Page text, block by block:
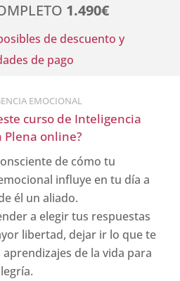
1.490€
de descuento y
de pago
EMOCIONAL
curso de Inteligencia
Plena online?
de cómo tu
influye en tu día a
él un aliado.
a elegir tus respuestas
libertad, dejar ir lo que te
de la vida para